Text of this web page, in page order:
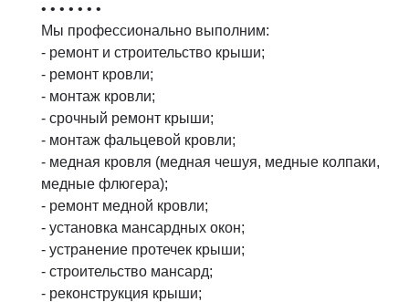
• • • • • • •
Мы профессионально выполним:
- ремонт и строительство крыши;
- ремонт кровли;
- монтаж кровли;
- срочный ремонт крыши;
- монтаж фальцевой кровли;
- медная кровля (медная чешуя, медные колпаки,
медные флюгера);
- ремонт медной кровли;
- установка мансардных окон;
- устранение протечек крыши;
- строительство мансард;
- реконструкция крыши;